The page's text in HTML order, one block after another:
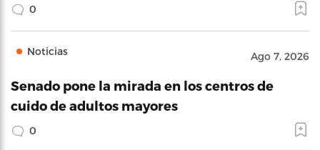
0
Noticias Ago 7, 2026
Senado pone la mirada en los centros de
cuido de adultos mayores
0